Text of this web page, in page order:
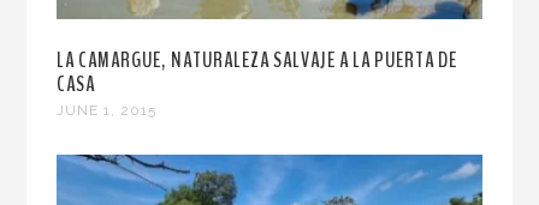
LA CAMARGUE, NATURALEZA SALVAJE A LA PUERTA DE
CASA
JUNE 1, 2015